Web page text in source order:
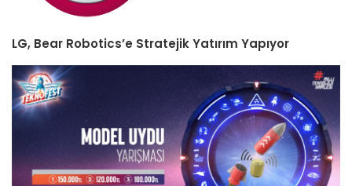
LG, Bear Robotics’e Stratejik Yatırım Yapıyor